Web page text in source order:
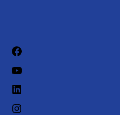
لينكد إن